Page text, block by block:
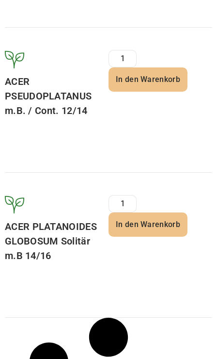
ACER
PSEUDOPLATANUS
m.B. / Cont. 12/14
In den Warenkorb
ACER PLATANOIDES
GLOBOSUM Solitär
m.B 14/16
In den Warenkorb